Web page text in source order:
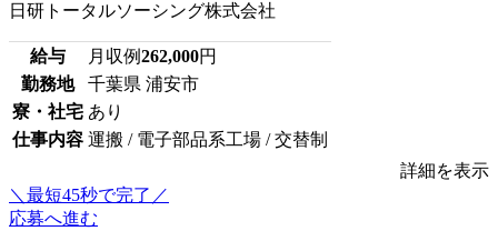
日研トータルソーシング株式会社
給与 月収例262,000円
勤務地
千葉県 浦安市
寮・社宅 あり
仕事内容 運搬 / 電子部品系工場 / 交替制
詳細を表示
＼最短45秒で完了／
応募へ進む